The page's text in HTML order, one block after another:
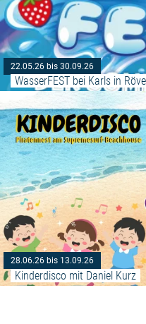
22.05.26 bis 30.09.26
WasserFEST bei Karls in
28.06.26 bis 13.09.26
Kinderdisco mit Daniel Kurz